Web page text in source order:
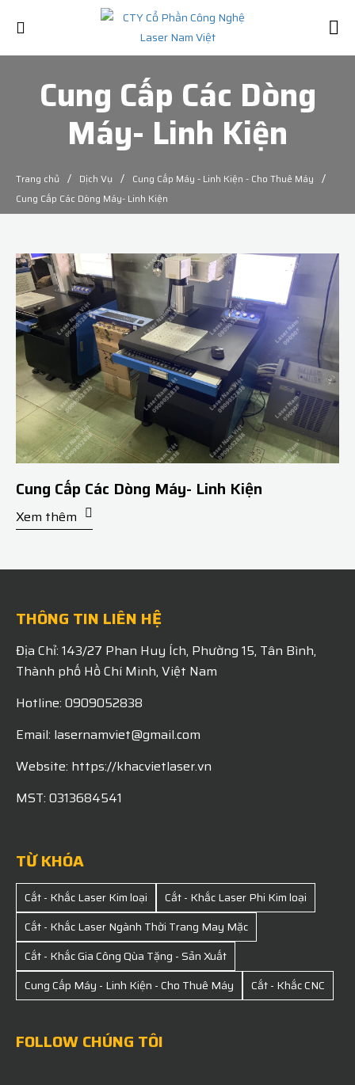
Cung Cấp Các Dòng
Máy- Linh Kiện
Trang chủ / Dịch Vụ / Cung Cấp Máy - Linh Kiện - Cho Thuê Máy /
Cung Cấp Các Dòng Máy- Linh Kiện
Cung Cấp Các Dòng Máy- Linh Kiện
Xem thêm
THÔNG TIN LIÊN HỆ
Địa Chỉ: 143/27 Phan Huy Ích, Phường 15, Tân Bình,
Thành phố Hồ Chí Minh, Việt Nam
Hotline: 0909052838
Email: lasernamviet@gmail.com
Website: https://khacvietlaser.vn
MST: 0313684541
TỪ KHÓA
Cắt - Khắc Laser Kim loại
Cắt - Khắc Laser Phi Kim loại
Cắt - Khắc Laser Ngành Thời Trang May Mặc
Cắt - Khắc Gia Công Qùa Tặng - Sản Xuất
Cung Cấp Máy - Linh Kiện - Cho Thuê Máy
Cắt - Khắc CNC
FOLLOW CHÚNG TÔI